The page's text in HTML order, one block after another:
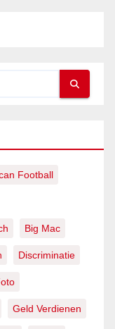
Football
Big Mac
Discriminatie
Geld Verdienen